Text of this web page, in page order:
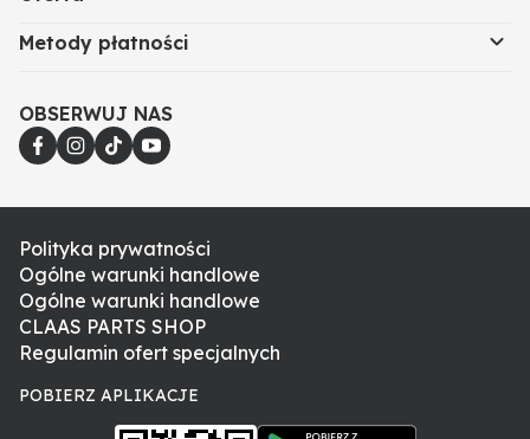
Metody płatności
OBSERWUJ NAS
Polityka prywatności
Ogólne warunki handlowe
Ogólne warunki handlowe
CLAAS PARTS SHOP
Regulamin ofert specjalnych
POBIERZ APLIKACJE